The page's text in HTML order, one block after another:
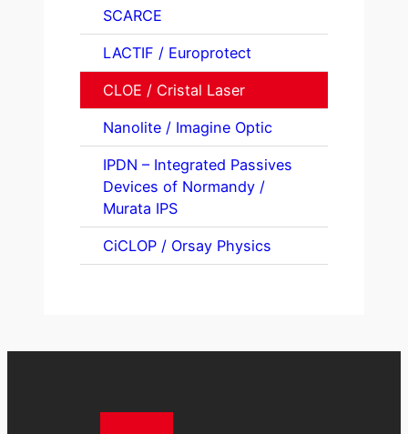
SCARCE
LACTIF / Europrotect
CLOE / Cristal Laser
Nanolite / Imagine Optic
IPDN – Integrated Passives
Devices of Normandy /
Murata IPS
CiCLOP / Orsay Physics